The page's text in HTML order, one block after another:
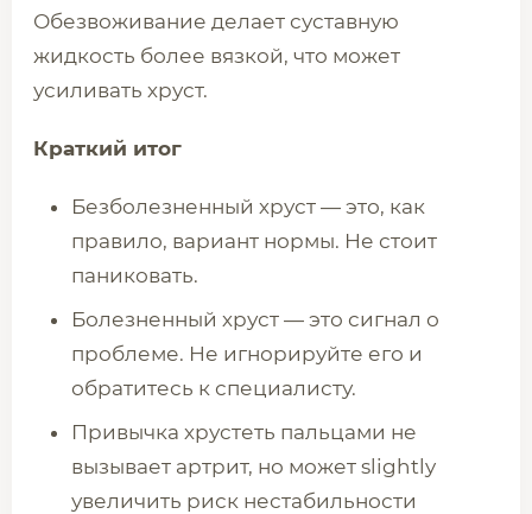
Обезвоживание делает суставную
жидкость более вязкой, что может
усиливать хруст.
Краткий итог
Безболезненный хруст — это, как
правило, вариант нормы. Не стоит
паниковать.
Болезненный хруст — это сигнал о
проблеме. Не игнорируйте его и
обратитесь к специалисту.
Привычка хрустеть пальцами не
вызывает артрит, но может slightly
увеличить риск нестабильности